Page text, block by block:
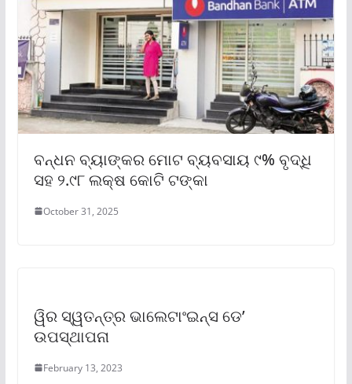
ବନ୍ଧନ ବ୍ୟାଙ୍କର ମୋଟ ବ୍ୟବସାୟ ୯% ବୃଦ୍ଧି
ସହ ୨.୯୮ ଲକ୍ଷ କୋଟି ଟଙ୍କା
October 31, 2025
ୱିର ସ୍ୱତନ୍ତ୍ର ଭାଲେଟାଂଇନ୍‌ସ ଡେ’
ଉପସ୍ଥାପନା
February 13, 2023